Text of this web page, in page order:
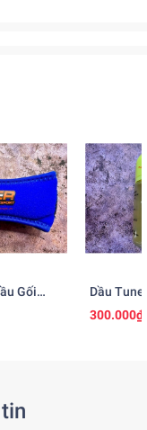
Gối
Dầu
Seamoon
300.000₫